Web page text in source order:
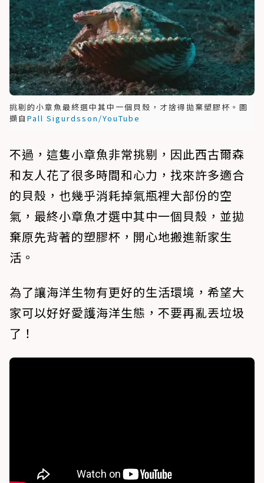
挑剔的小章魚最終選中其中一個貝殼，才捨得拋棄塑膠杯。圖
擷自 Pall Sigurdsson/YouTube
不過，這隻小章魚非常挑剔，因此西古爾森
和友人花了很多時間和心力，找來許多適合
的貝殼，也幾乎消耗掉氣瓶裡大部份的空
氣，最終小章魚才選中其中一個貝殼，並拋
棄原先背著的塑膠杯，開心地搬進新家生
活。
為了讓海洋生物有更好的生活環境，希望大
家可以好好愛護海洋生態，不要再亂丟垃圾
了！